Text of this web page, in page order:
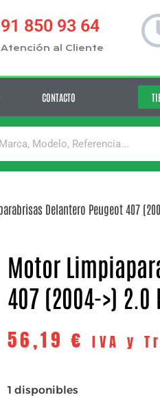
91 850 93 64
Atención al Cliente
CONTACTO
Delantero Peugeot 407
Motor
407 (2004->) 2.0
56,19€ IVA y
1 disponibles